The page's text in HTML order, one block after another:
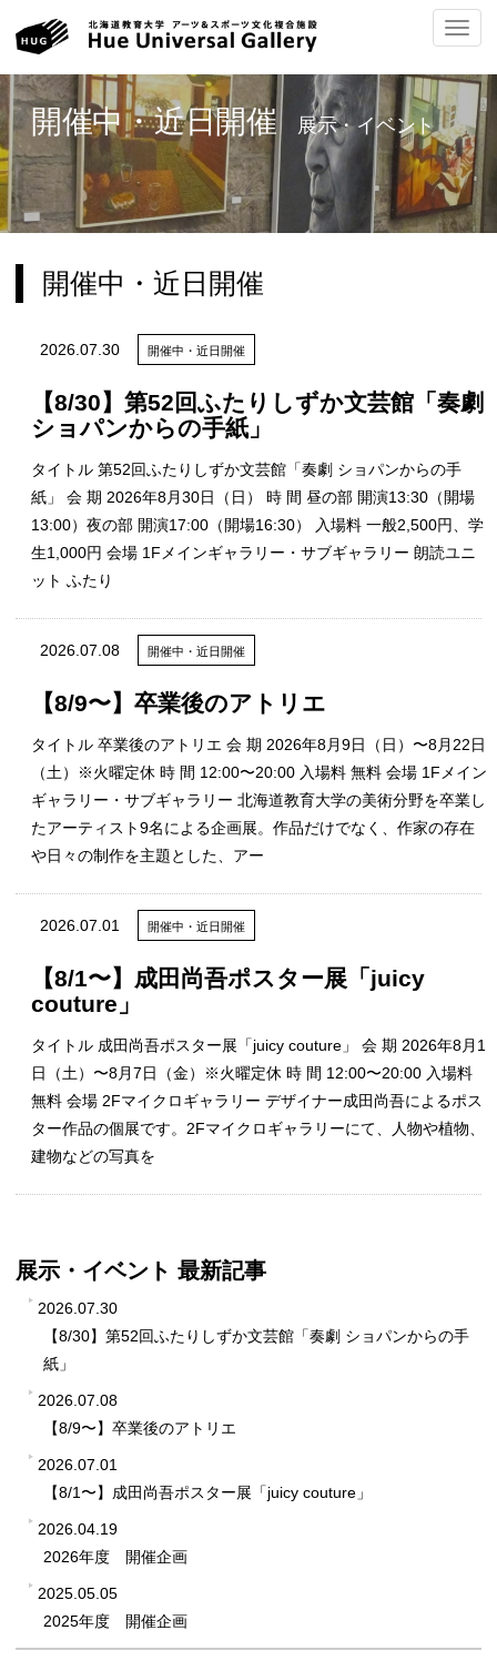
ナ
ビ
ー
シ
ン
替
開催中・近日開催 展示・イベント
開催中・近日開催
2026.07.30 開催中・近日開催
【8/30】第52回ふたりしずか文芸館「奏劇
ショパンからの手紙」
タイトル 第52回ふたりしずか文芸館「奏劇 ショパンからの手
紙」 会 期 2026年8月30日（日） 時 間 昼の部 開演13:30（開場
13:00）夜の部 開演17:00（開場16:30） 入場料 一般2,500円、学
生1,000円 会場 1Fメインギャラリー・サブギャラリー 朗読ユニ
ット ふたり
2026.07.08 開催中・近日開催
【8/9〜】卒業後のアトリエ
タイトル 卒業後のアトリエ 会 期 2026年8月9日（日）〜8月22日
（土）※火曜定休 時 間 12:00〜20:00 入場料 無料 会場 1Fメイン
ギャラリー・サブギャラリー 北海道教育大学の美術分野を卒業し
たアーティスト9名による企画展。作品だけでなく、作家の存在
や日々の制作を主題とした、アー
2026.07.01 開催中・近日開催
【8/1〜】成田尚吾ポスター展「juicy
couture」
タイトル 成田尚吾ポスター展「juicy couture」 会 期 2026年8月1
日（土）〜8月7日（金）※火曜定休 時 間 12:00〜20:00 入場料
無料 会場 2Fマイクロギャラリー デザイナー成田尚吾によるポス
ター作品の個展です。2Fマイクロギャラリーにて、人物や植物、
建物などの写真を
展示・イベント 最新記事
2026.07.30
【8/30】第52回ふたりしずか文芸館「奏劇 ショパンからの手
紙」
2026.07.08
【8/9〜】卒業後のアトリエ
2026.07.01
【8/1〜】成田尚吾ポスター展「juicy couture」
2026.04.19
2026年度 開催企画
2025.05.05
2025年度 開催企画